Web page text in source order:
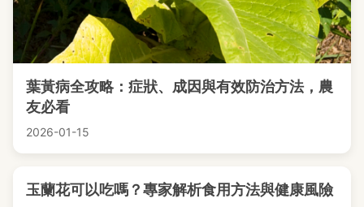
葉黃病全攻略：症狀、成因與有效防治方法，農
友必看
2026-01-15
玉蘭花可以吃嗎？專家解析食用方法與健康風險